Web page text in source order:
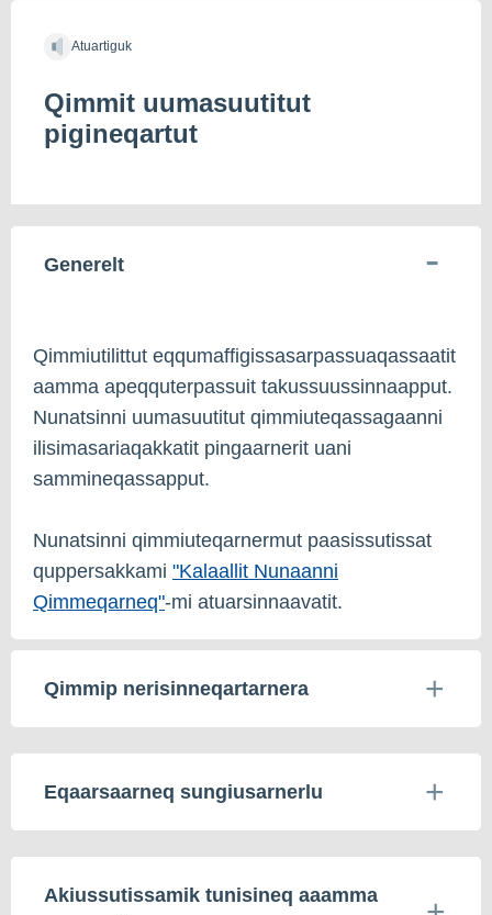
Atuartiguk
Qimmit uumasuutitut
pigineqartut
Generelt
Qimmiutilittut eqqumaffigissasarpassuaqassaatit
aamma apeqquterpassuit takussuussinnaapput.
Nunatsinni uumasuutitut qimmiuteqassagaanni
ilisimasariaqakkatit pingaarnerit uani
sammineqassapput.
Nunatsinni qimmiuteqarnermut paasissutissat
quppersakkami "Kalaallit Nunaanni
Qimmeqarneq"-mi atuarsinnaavatit.
Qimmip nerisinneqartarnera
Eqaarsaarneq sungiusarnerlu
Akiussutissamik tunisineq aaamma